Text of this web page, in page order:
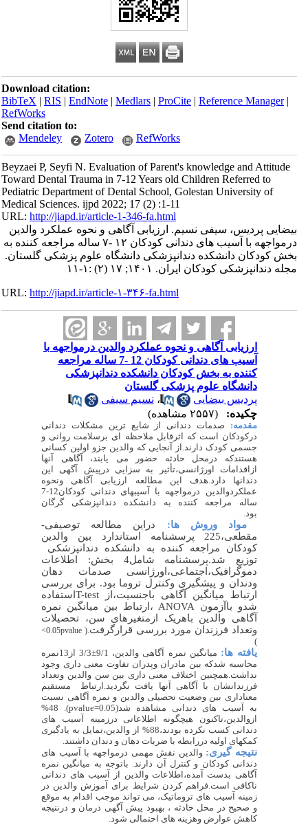
Download citation:
BibTeX|RIS|EndNote|Medlars|ProCite|Reference Manager
RefWorks
Send citation to:
Mendeley
Zotero RefWorks
Beyzaei P, Seyfi N. Evaluation of Parent's knowledge and Attitude
Toward Dental Trauma in 7-12 Years old Children Referred to
Pediatric Department of Dental School, Golestan University of
Medical Sciences. ijpd 2022; 17 (2) :1-11
URL:http://jiapd.ir/article-1-346-fa.html
بیضایی پردیس، سیفی نسیم. ارزیابی آگاهی و نحوه عملکرد والدین
درمواجهه با آسیب های دندانی کودکان ۱۲ -۷ ساله مراجعه کننده به
بخش کودکان دانشکده دندانپزشکی دانشگاه علوم پزشکی گلستان.
مجله دندانپزشکی کودکان ایران. ۱۴۰۱; ۱۷ (۲) :۱-۱۱
URL:http://jiapd.ir/article-۱-۳۴۶-fa.html
ارزیابی آگاهی و نحوه عملکرد والدین درمواجهه با
آسیب های دندانی کودکان 12 -7 ساله مراجعه
کننده به بخش کودکان دانشکده دندانپزشکی
دانشگاه علوم پزشکی گلستان
پردیس بیضایی
،نسیم سیفی
چکیده:
مقدمه: صدمات دندانی از شایع ترین مشکلات دندانی
درکودکان است که اثرقابل ملاحظه ای برسلامت روانی و
جسمی کودک دارند.از آنجایی که والدین جزو اولین کسانی
هستندکه درمحل حادثه حضور می یابند، آگاهی آنها
ازاقدامات اورژانسی،تأثیر به سزایی درپیش آگهی این
دندانها دارد.هدف این مطالعه ارزیابی آگاهی ونحوه
عملکردوالدین درمواجهه با آسیبهای دندانی کودکان12-7
ساله مراجعه کننده به دانشکده دندانپزشکی گرگان
بود.
مواد وروش ها:دراین مطالعه توصیفی-
مقطعی،225 پرسشنامه استاندارد بین والدین
کودکان مراجعه کننده به دانشکده دندانپزشکی
توزیع شد.پرسشنامه شامل4 بخش: اطلاعات
دموگرافیک،اجتماعی،اورژانسی صدمات دهان
ودندان و پیشگیری وکنترل تروما بود. برای بررسی
ارتباط میانگین آگاهی باجنسیت،از T-testاستفاده
شدو باآزمونANOVA،ارتباط بین میانگین نمره
آگاهی والدین باهریک ازمتغیرهای سن، تحصیلات
وتعداد فرزندان مورد بررسی قرارگرفت.(
pvalue
<0.05
یافته ها:
میانگین نمره آگاهی والدین، 9/1±3/3 از13نمره
محاسبه شدکه بین مادران وپدران تفاوت معنی داری وجود
نداشت.همچنین اختلاف معنی داری بین سن والدین وتعداد
فرزندانشان با آگاهی آنها یافت نگردید.ارتباط مستقیم
معناداری بین وضعیت تحصیلی والدین و نمره آگاهی نسبت
به آسیب های دندانی مشاهده شد(pvalue=0.05
). 48%
ازوالدین،تاکنون هیچگونه اطلاعاتی درزمینه آسیب های
دندانی کسب نکرده بودند،88% از والدین،تمایل به یادگیری
کمکهای اولیه دررابطه با ضربات دهان و دندان داشتند.
نتیجه گیری:والدین نقش مهمی درمواجهه با آسیب های
دندانی کودکان و کنترل آن دارند. باتوجه به میانگین نمره
آگاهی بدست آمده،اطلاعات والدین از آسیب های دندانی
ناکافی است.فراهم کردن شرایط برای آموزش والدین در
زمینه آسیب های تروماتیک، می تواند موجب اقدام به موقع
و صحیح در محل حادثه ، بهبود پیش آگهی درمان و درنتیجه
کاهش عوارض وهزینه های احتمالی شود.